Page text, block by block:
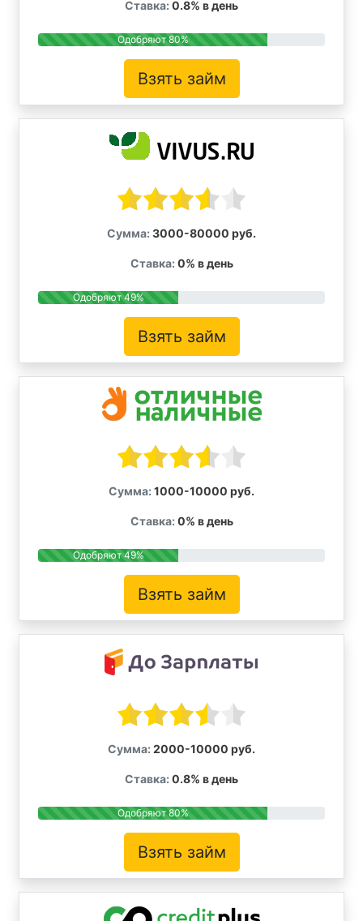
Ставка: 0.8% в день
Одобряют 80%
Взять займ
Сумма: 3000-80000 руб.
Ставка: 0% в день
Одобряют 49%
Взять займ
Сумма: 1000-10000 руб.
Ставка: 0% в день
Одобряют 49%
Взять займ
Сумма: 2000-10000 руб.
Ставка: 0.8% в день
Одобряют 80%
Взять займ